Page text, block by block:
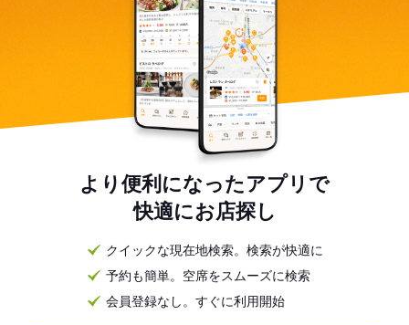
より便利になったアプリで
快適にお店探し
クイックな現在地検索。検索が快適に
予約も簡単。空席をスムーズに検索
会員登録なし。すぐに利用開始